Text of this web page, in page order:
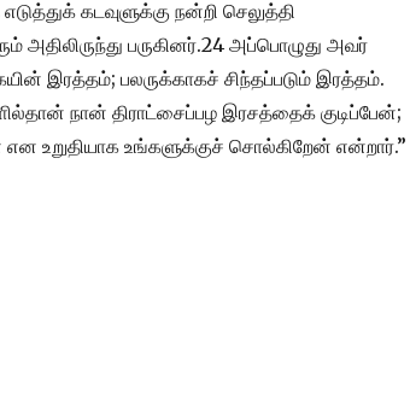
கடவுளுக்கு நன்றி செலுத்தி
பருகினர்.24 அப்பொழுது அவர்
இரத்தம்; பலருக்காகச் சிந்தப்படும் இரத்தம்.
ன் நான் திராட்சைப்பழ இரசத்தைக் குடிப்பேன்;
என உறுதியாக உங்களுக்குச் சொல்கிறேன் என்றார்.”